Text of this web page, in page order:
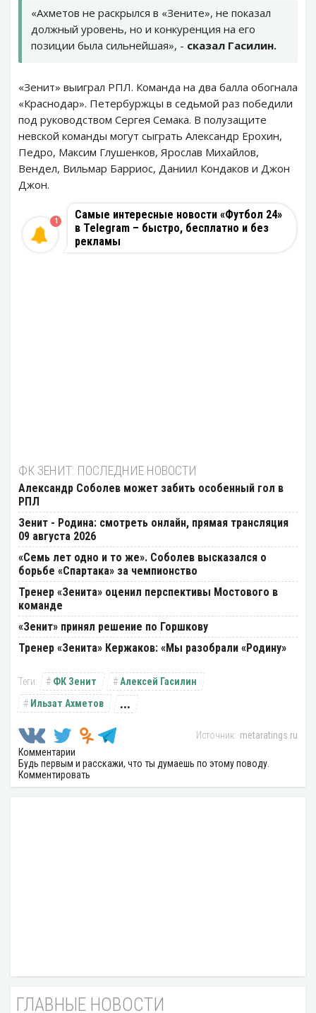
«Ахметов не раскрылся в «Зените», не показал
должный уровень, но и конкуренция на его
позиции была сильнейшая», - сказал Гасилин.
«Зенит» выиграл РПЛ. Команда на два балла обогнала
«Краснодар». Петербуржцы в седьмой раз победили
под руководством Сергея Семака. В полузащите
невской команды могут сыграть Александр Ерохин,
Педро, Максим Глушенков, Ярослав Михайлов,
Вендел, Вильмар Барриос, Даниил Кондаков и Джон
Джон.
Самые интересные новости «Футбол 24»
в Telegram – быстро, бесплатно и без
рекламы
1
ФК ЗЕНИТ: ПОСЛЕДНИЕ НОВОСТИ
Александр Соболев может забить особенный гол в
РПЛ
Зенит - Родина: смотреть онлайн, прямая трансляция
09 августа 2026
«Семь лет одно и то же». Соболев высказался о
борьбе «Спартака» за чемпионство
Тренер «Зенита» оценил перспективы Мостового в
команде
«Зенит» принял решение по Горшкову
Тренер «Зенита» Кержаков: «Мы разобрали «Родину»
ФК Зенит
Алексей Гасилин
Ильзат Ахметов
...
metaratings.ru
Комментарии
Будь первым и расскажи, что ты думаешь по этому поводу.
Комментировать
ГЛАВНЫЕ НОВОСТИ